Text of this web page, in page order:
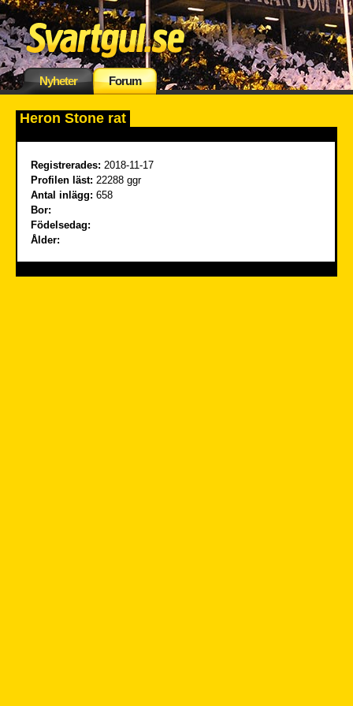
Nyheter Forum
Heron Stone rat
Registrerades: 2018-11-17
Profilen läst: 22288 ggr
Antal inlägg: 658
Bor:
Födelsedag:
Ålder: